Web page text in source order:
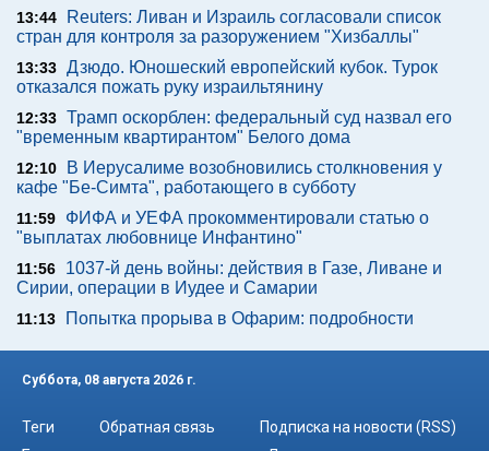
13:44
Reuters: Ливан и Израиль согласовали список
стран для контроля за разоружением "Хизбаллы"
13:33 Дзюдо. Юношеский европейский кубок. Турок
отказался пожать руку израильтянину
12:33 Трамп оскорблен: федеральный суд назвал его
"временным квартирантом" Белого дома
12:10
В Иерусалиме возобновились столкновения у
кафе "Бе-Симта", работающего в субботу
11:59
ФИФА и УЕФА прокомментировали статью о
"выплатах любовнице Инфантино"
11:56
1037-й день войны: действия в Газе, Ливане и
Сирии, операции в Иудее и Самарии
11:13 Попытка прорыва в Офарим: подробности
Суббота, 08 августа 2026 г.
Теги Обратная связь
Подписка на новости (RSS)